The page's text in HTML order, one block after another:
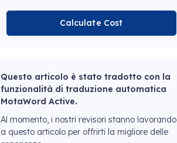
Calculate Cost
Questo articolo è stato tradotto con la
funzionalità di traduzione automatica
MotaWord Active.
Al momento, i nostri revisori stanno lavorando
a questo articolo per offrirti la migliore delle